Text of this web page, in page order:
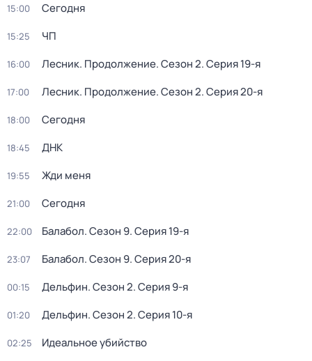
15:00 Сегодня
15:25 ЧП
16:00 Лесник. Продолжение. Сезон 2. Серия 19-я
17:00 Лесник. Продолжение. Сезон 2. Серия 20-я
18:00 Сегодня
18:45 ДНК
19:55 Жди меня
21:00 Сегодня
22:00 Балабол. Сезон 9. Серия 19-я
23:07 Балабол. Сезон 9. Серия 20-я
00:15 Дельфин. Сезон 2. Серия 9-я
01:20 Дельфин. Сезон 2. Серия 10-я
02:25 Идеальное убийство